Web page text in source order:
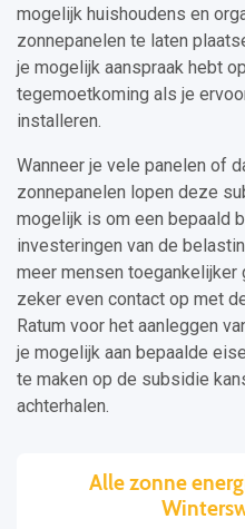
mogelijk huishoudens en
zonnepanelen te laten
je mogelijk aanspraak hebt
tegemoetkoming als je
installeren.
Wanneer je vele panelen of
zonnepanelen lopen deze
mogelijk is om een bepaald
investeringen van de
meer mensen toegankelijker
zeker even contact op met
Ratum voor het aanleggen
je mogelijk aan bepaalde
te maken op de subsidie
achterhalen.
Alle zonne